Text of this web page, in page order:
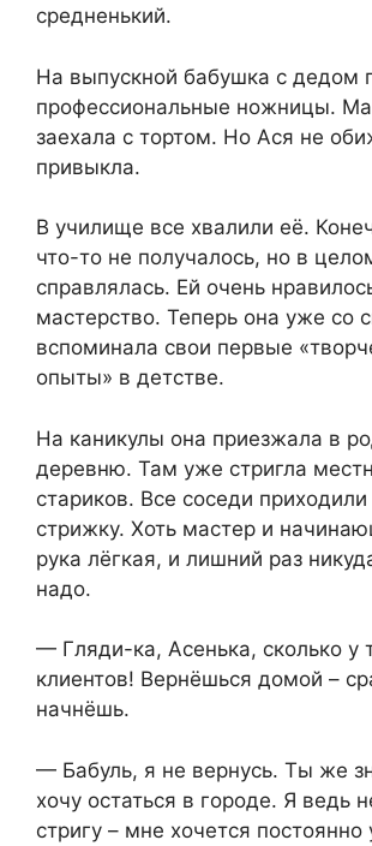
средненький.
На выпускной бабушка с дедом
профессиональные ножницы.
заехала с тортом. Но Ася не
привыкла.
В училище все хвалили её.
что-то не получалось, но в
справлялась. Ей очень
мастерство. Теперь она уже со
вспоминала свои первые
опыты» в детстве.
На каникулы она приезжала в
деревню. Там уже стригла
стариков. Все соседи
стрижку. Хоть мастер и
рука лёгкая, и лишний раз
надо.
— Гляди-ка, Асенька, сколько у
клиентов! Вернёшься домой –
начнёшь.
— Бабуль, я не вернусь. Ты же
хочу остаться в городе. Я ведь
стригу – мне хочется постоянно